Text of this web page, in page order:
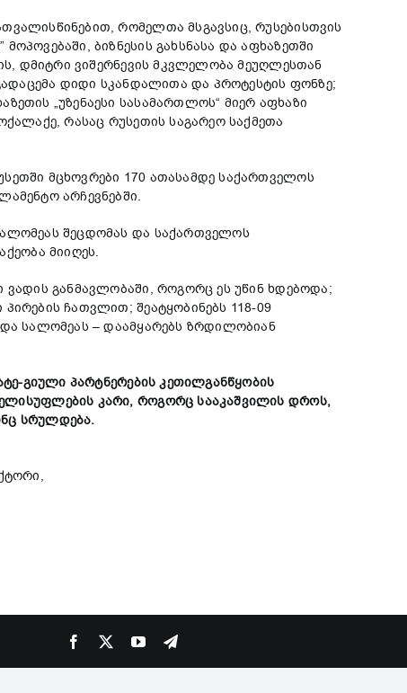
რომელთა მსგავსიც, რუსებისთვის
ბიზნესის გახსნასა და აფხაზეთში
დმიტრი ვიშერნევის მკვლელობა მეუღლესთან
დიდი სკანდალითა და პროტესტის ფონზე;
„უზენაესი სასამართლოს“ მიერ აფხაზი
რასაც რუსეთის საგარეო საქმეთა
მცხოვრები 170 ათასამდე საქართველოს
არჩევნებში.
შეცდომას და საქართველოს
მიიღეს.
განმავლობაში, როგორც ეს უწინ ხდებოდა;
ჩათვლით; შეატყობინებს 118-09
სალომეას – დაამყარებს ზრდილობიან
გიული პარტნერებისკეთილგანწყობის
უფლების კარი, როგორც სააკაშვილის დროს,
სრულდება.